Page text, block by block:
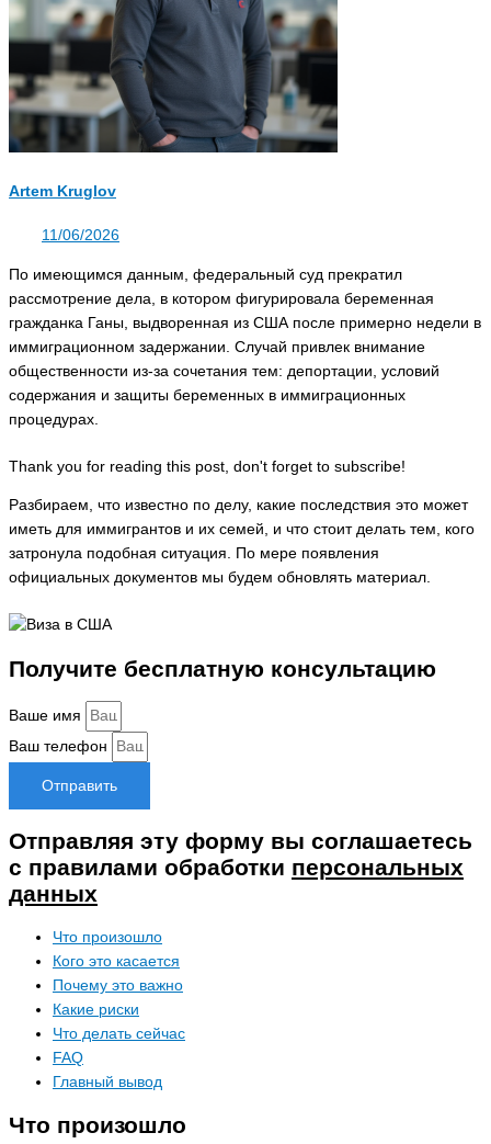
Artem Kruglov
11/06/2026
По имеющимся данным, федеральный суд прекратил
рассмотрение дела, в котором фигурировала беременная
гражданка Ганы, выдворенная из США после примерно недели в
иммиграционном задержании. Случай привлек внимание
общественности из‑за сочетания тем: депортации, условий
содержания и защиты беременных в иммиграционных
процедурах.
Thank you for reading this post, don't forget to subscribe!
Разбираем, что известно по делу, какие последствия это может
иметь для иммигрантов и их семей, и что стоит делать тем, кого
затронула подобная ситуация. По мере появления
официальных документов мы будем обновлять материал.
Получите бесплатную консультацию
Ваше имя
Ваш телефон
Отправить
Отправляя эту форму вы соглашаетесь
с правилами обработки персональных
данных
Что произошло
Кого это касается
Почему это важно
Какие риски
Что делать сейчас
FAQ
Главный вывод
Что произошло